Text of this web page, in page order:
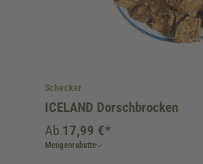
Schecker
ICELAND Dorschbrocken
Ab 17,99 €*
Mengenrabatte